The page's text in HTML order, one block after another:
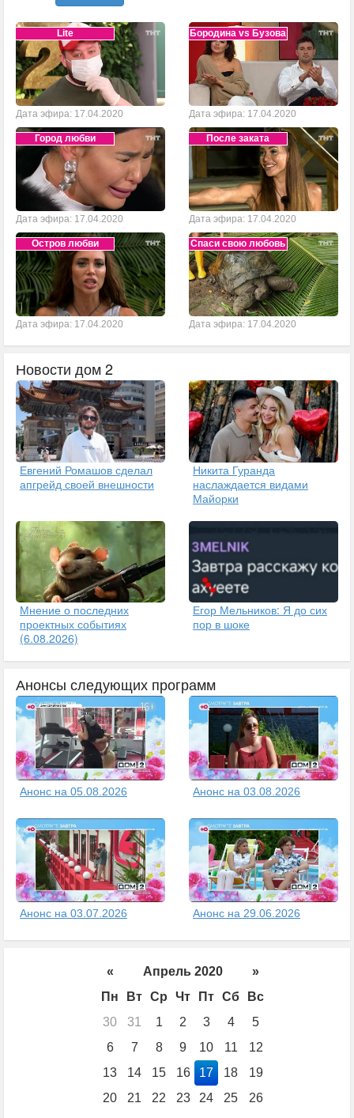
Lite
Дата эфира: 17.04.2020
Бородина vs Бузова
Дата эфира: 17.04.2020
Город любви
Дата эфира: 17.04.2020
После заката
Дата эфира: 17.04.2020
Остров любви
Дата эфира: 17.04.2020
Спаси свою любовь
Дата эфира: 17.04.2020
Новости дом 2
Евгений Ромашов сделал
апгрейд своей внешности
Никита Гуранда
наслаждается видами
Майорки
Мнение о последних
проектных событиях
(6.08.2026)
Егор Мельников: Я до сих
пор в шоке
Анонсы следующих программ
Анонс на 05.08.2026 Анонс на 03.08.2026
Анонс на 03.07.2026 Анонс на 29.06.2026
« Апрель 2020
»
Пн
Вт Ср Чт Пт Сб
Вс
30
31 1 2 3 4
5
6
7 8 9 10 11
12
13
14 15 16 17 18
19
20
21 22 23 24 25
26